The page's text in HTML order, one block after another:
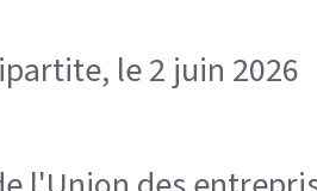
le 2 juin 2026